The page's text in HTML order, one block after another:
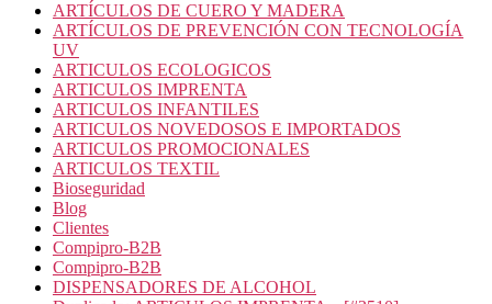
ARTÍCULOS DE CUERO Y MADERA
ARTÍCULOS DE PREVENCIÓN CON TECNOLOGÍA
UV
ARTICULOS ECOLOGICOS
ARTICULOS IMPRENTA
ARTICULOS INFANTILES
ARTICULOS NOVEDOSOS E IMPORTADOS
ARTICULOS PROMOCIONALES
ARTICULOS TEXTIL
Bioseguridad
Blog
Clientes
Compipro-B2B
Compipro-B2B
DISPENSADORES DE ALCOHOL